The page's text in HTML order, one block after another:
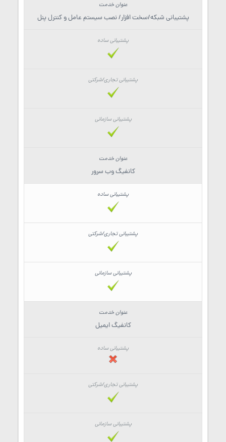
پشتیبانی شبکه/سخت افزار/ نصب سیستم عامل و کنترل پنل
کانفیگ وب سرور
کانفیگ ایمیل